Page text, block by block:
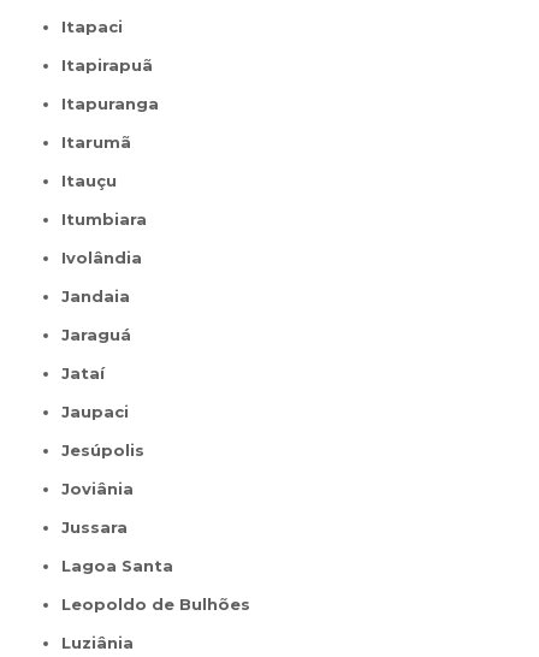
Itapaci
Itapirapuã
Itapuranga
Itarumã
Itauçu
Itumbiara
Ivolândia
Jandaia
Jaraguá
Jataí
Jaupaci
Jesúpolis
Joviânia
Jussara
Lagoa Santa
Leopoldo de Bulhões
Luziânia